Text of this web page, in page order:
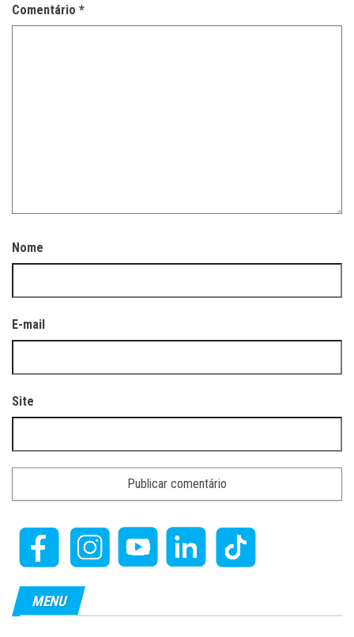
Comentário *
Nome
E-mail
Site
MENU